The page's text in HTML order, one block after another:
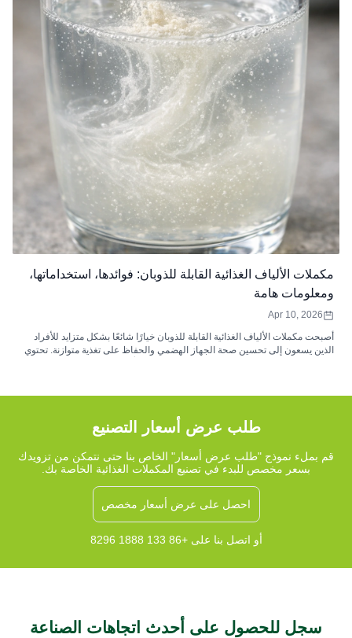
مكملات الألياف الغذائية القابلة للذوبان: فوائدها، استخداماتها،
ومعلومات هامة
Apr 10, 2026
أصبحت مكملات الألياف الغذائية القابلة للذوبان خيارًا شائعًا بشكل متزايد للأفراد
الذين يسعون إلى تحسين صحة الجهاز الهضمي والحفاظ على تغذية متوازنة. تحتوي
طلب عرض أسعار التصنيع
قم بملء نموذج "طلب عرض أسعار" الخاص بنا حتى نتمكن من تزويدك
بسعر مخصص للبدء في تصنيع المكملات الغذائية الخاصة بك.
احصل على عرض أسعار مخصص
أو اتصل بنا على +86 133 1888 8296
سجل للحصول على أحدث اتجاهات الصناعة